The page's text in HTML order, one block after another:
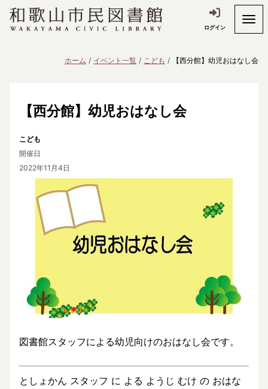
ログイン
ホーム イベント一覧 こども 【西分館】幼児おはなし会
【西分館】幼児おはなし会
こども
開催日
2022年11月4日
図書館スタッフによる幼児向けのおはなし会です。
としょかん スタッフ に よる ようじ むけ の おはな